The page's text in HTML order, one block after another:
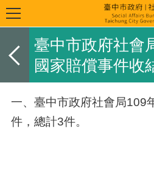
臺中市政府社會
國家賠償事件收
一、臺中市政府社會局109
件，總計3件。